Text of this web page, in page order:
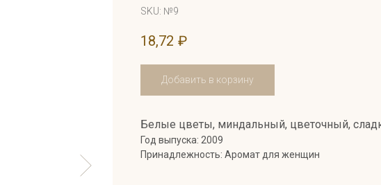
SKU: №9
18,72 ₽
Добавить в корзину
Белые цветы, миндальный, цветочный,
Год выпуска: 2009
Принадлежность: Аромат для женщин